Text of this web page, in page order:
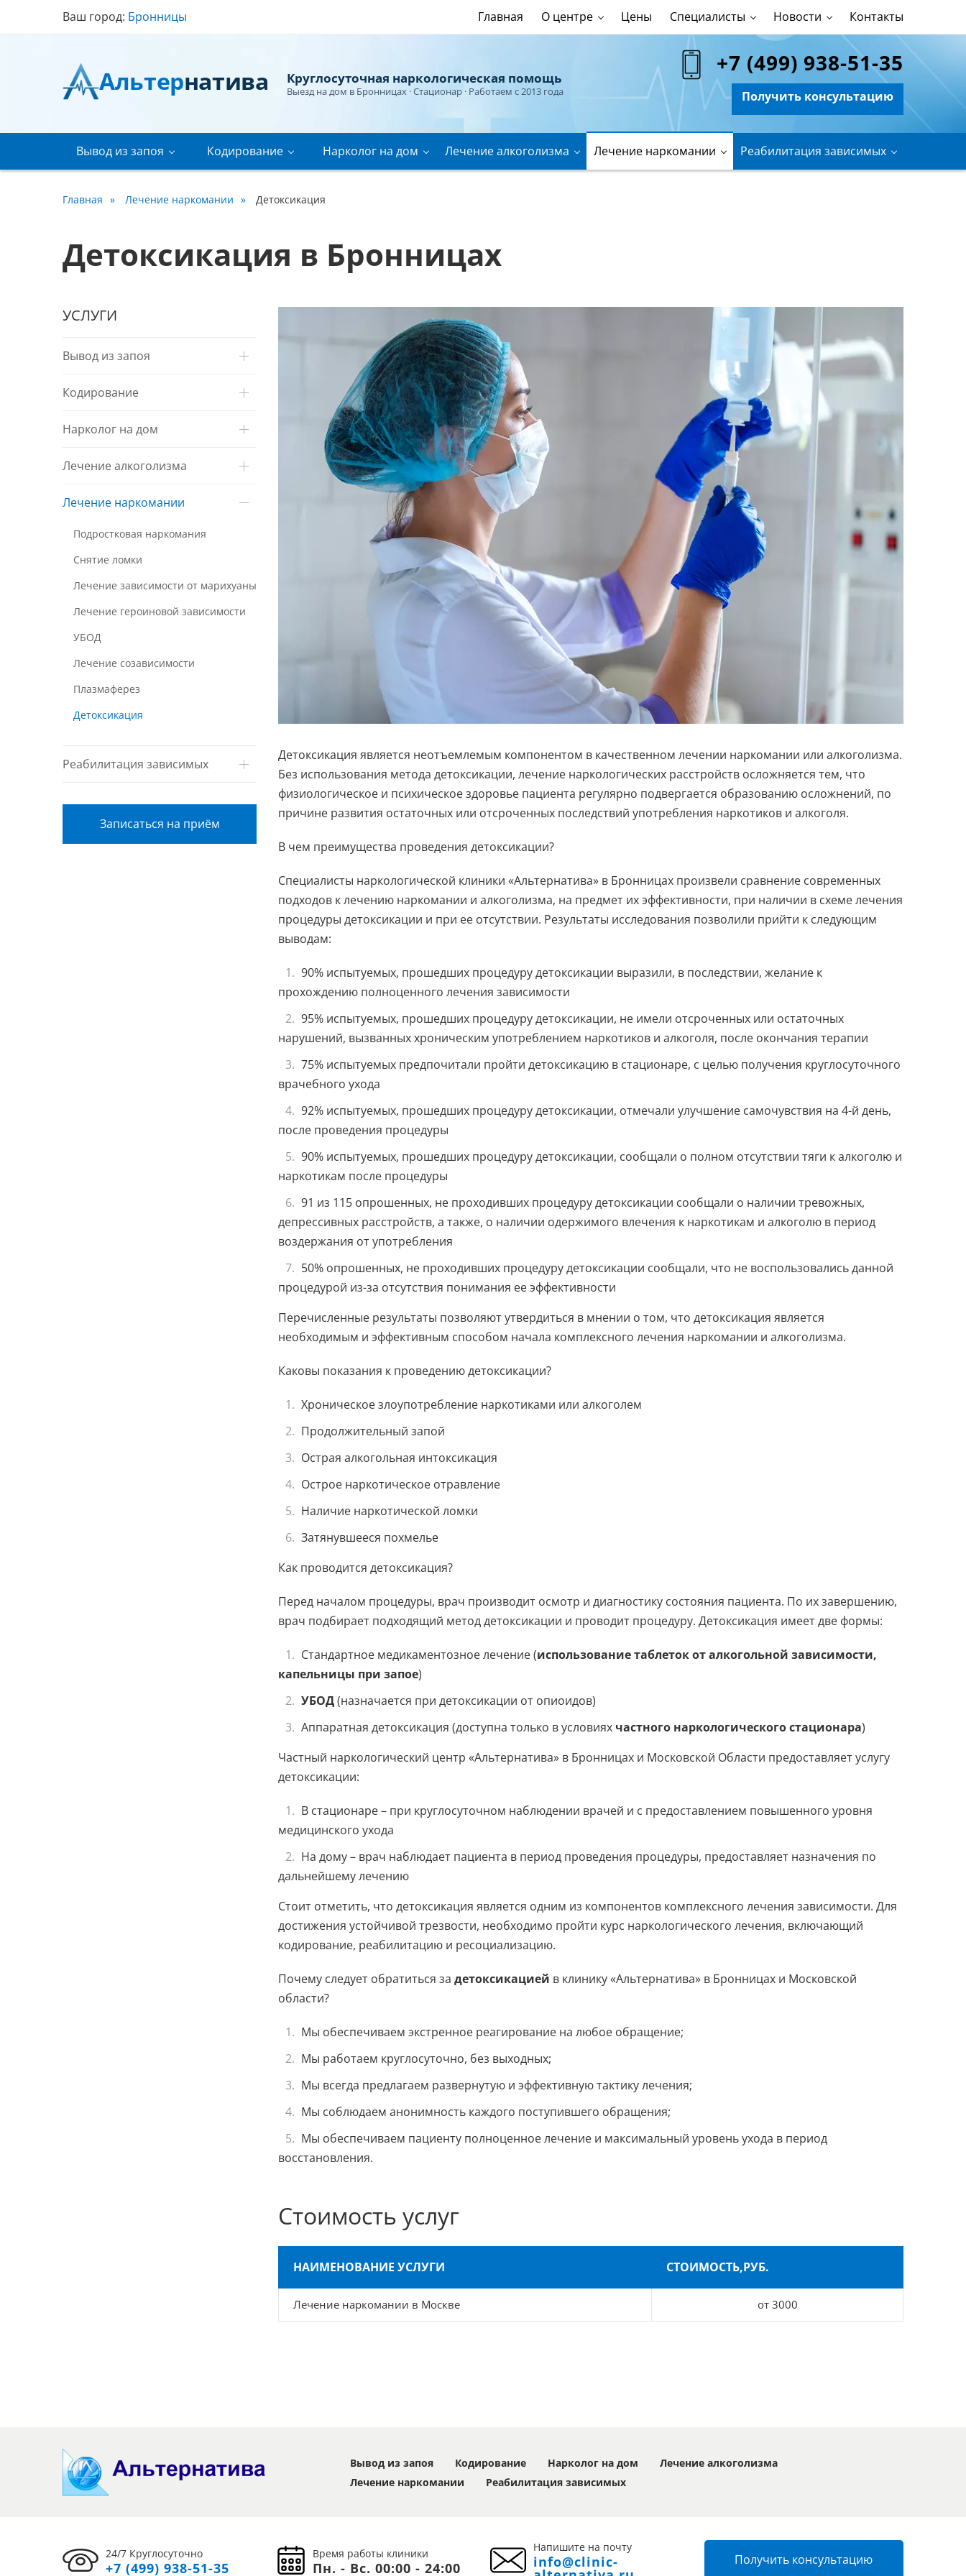
Ваш город: Бронницы Главная О центре Цены Специалисты Новости Контакты
Альтернатива Круглосуточная наркологическая помощь
Выезд на дом в Бронницах · Стационар · Работаем с 2013 года
+7 (499) 938-51-35
Получить консультацию
Вывод из запоя Кодирование Нарколог на дом Лечение алкоголизма Лечение наркомании Реабилитация зависимых
Главная Лечение наркомании Детоксикация
Детоксикация в Бронницах
УСЛУГИ
Вывод из запоя
Кодирование
Нарколог на дом
Лечение алкоголизма
Лечение наркомании
Подростковая наркомания
Снятие ломки
Лечение зависимости от марихуаны
Лечение героиновой зависимости
УБОД
Лечение созависимости
Плазмаферез
Детоксикация
Реабилитация зависимых
Записаться на приём
Детоксикация является неотъемлемым компонентом в качественном лечении наркомании или алкоголизма.
Без использования метода детоксикации, лечение наркологических расстройств осложняется тем, что
физиологическое и психическое здоровье пациента регулярно подвергается образованию осложнений, по
причине развития остаточных или отсроченных последствий употребления наркотиков и алкоголя.
В чем преимущества проведения детоксикации?
Специалисты наркологической клиники «Альтернатива» в Бронницах произвели сравнение современных
подходов к лечению наркомании и алкоголизма, на предмет их эффективности, при наличии в схеме лечения
процедуры детоксикации и при ее отсутствии. Результаты исследования позволили прийти к следующим
выводам:
90% испытуемых, прошедших процедуру детоксикации выразили, в последствии, желание к
прохождению полноценного лечения зависимости
95% испытуемых, прошедших процедуру детоксикации, не имели отсроченных или остаточных
нарушений, вызванных хроническим употреблением наркотиков и алкоголя, после окончания терапии
75% испытуемых предпочитали пройти детоксикацию в стационаре, с целью получения круглосуточного
врачебного ухода
92% испытуемых, прошедших процедуру детоксикации, отмечали улучшение самочувствия на 4-й день,
после проведения процедуры
90% испытуемых, прошедших процедуру детоксикации, сообщали о полном отсутствии тяги к алкоголю и
наркотикам после процедуры
91 из 115 опрошенных, не проходивших процедуру детоксикации сообщали о наличии тревожных,
депрессивных расстройств, а также, о наличии одержимого влечения к наркотикам и алкоголю в период
воздержания от употребления
50% опрошенных, не проходивших процедуру детоксикации сообщали, что не воспользовались данной
процедурой из-за отсутствия понимания ее эффективности
Перечисленные результаты позволяют утвердиться в мнении о том, что детоксикация является
необходимым и эффективным способом начала комплексного лечения наркомании и алкоголизма.
Каковы показания к проведению детоксикации?
Хроническое злоупотребление наркотиками или алкоголем
Продолжительный запой
Острая алкогольная интоксикация
Острое наркотическое отравление
Наличие наркотической ломки
Затянувшееся похмелье
Как проводится детоксикация?
Перед началом процедуры, врач производит осмотр и диагностику состояния пациента. По их завершению,
врач подбирает подходящий метод детоксикации и проводит процедуру. Детоксикация имеет две формы:
Стандартное медикаментозное лечение (использование таблеток от алкогольной зависимости,
капельницы при запое)
УБОД(назначается при детоксикации от опиоидов)
Аппаратная детоксикация (доступна только в условиях частного наркологического стационара)
Частный наркологический центр «Альтернатива» в Бронницах и Московской Области предоставляет услугу
детоксикации:
В стационаре – при круглосуточном наблюдении врачей и с предоставлением повышенного уровня
медицинского ухода
На дому – врач наблюдает пациента в период проведения процедуры, предоставляет назначения по
дальнейшему лечению
Стоит отметить, что детоксикация является одним из компонентов комплексного лечения зависимости. Для
достижения устойчивой трезвости, необходимо пройти курс наркологического лечения, включающий
кодирование, реабилитацию и ресоциализацию.
Почему следует обратиться за детоксикацией в клинику «Альтернатива» в Бронницах и Московской
области?
Мы обеспечиваем экстренное реагирование на любое обращение;
Мы работаем круглосуточно, без выходных;
Мы всегда предлагаем развернутую и эффективную тактику лечения;
Мы соблюдаем анонимность каждого поступившего обращения;
Мы обеспечиваем пациенту полноценное лечение и максимальный уровень ухода в период
восстановления.
Стоимость услуг
НАИМЕНОВАНИЕ УСЛУГИ СТОИМОСТЬ,РУБ.
Лечение наркомании в Москве от 3000
Вывод из запоя Кодирование Нарколог на дом
Лечение алкоголизма
Лечение наркомании
Реабилитация зависимых
24/7 Круглосуточно
+7 (499) 938-51-35
Время работы клиники
Пн. - Вс. 00:00 - 24:00
Напишите на почту
info@clinic- Получить консультацию